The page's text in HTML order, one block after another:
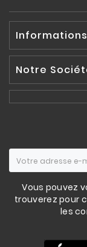
Notre
Vous pouvez
trouverez pour
les